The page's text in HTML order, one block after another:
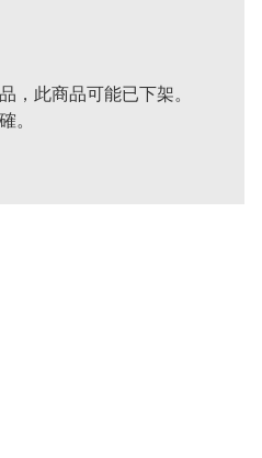
，此商品可能已下架。
。